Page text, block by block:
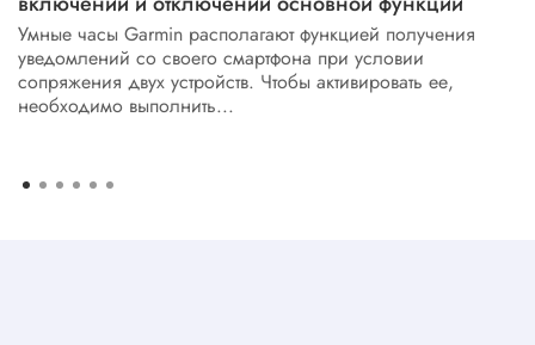
Умные часы Garmin располагают функцией получения
уведомлений со своего смартфона при условии
сопряжения двух устройств. Чтобы активировать ее,
необходимо выполнить...